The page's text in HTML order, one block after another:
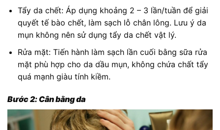
Tẩy da chết: Áp dụng khoảng 2 – 3 lần/tuần để giải
quyết tế bào chết, làm sạch lỗ chân lông. Lưu ý da
mụn không nên sử dụng tẩy da chết vật lý.
Rửa mặt: Tiến hành làm sạch lần cuối bằng sữa rửa
mặt phù hợp cho da dầu mụn, không chứa chất tẩy
quá mạnh giàu tính kiềm.
Bước 2: Cân bằng da